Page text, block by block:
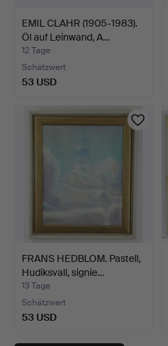
EMIL CLAHR (1905-1983).
Öl auf Leinwand, A…
12 Tage
Schätzwert
53 USD
FRANS HEDBLOM. Pastell,
Hudiksvall, signie…
13 Tage
Schätzwert
53 USD